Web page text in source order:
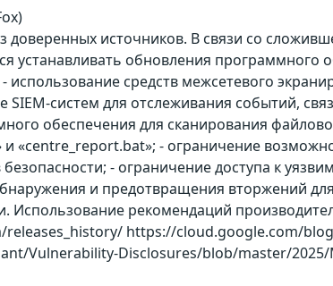
доверенных источников. В связи со
устанавливать обновления программного
средств межсетевого
SIEM-систем для отслеживания событий,
обеспечения для сканирования
и «centre_report.bat»; - ограничение
- ограничение доступа к
и предотвращения вторжений
Использование рекомендаций
https://cloud.google.com/
Vulnerability-Disclosures/blob/master/